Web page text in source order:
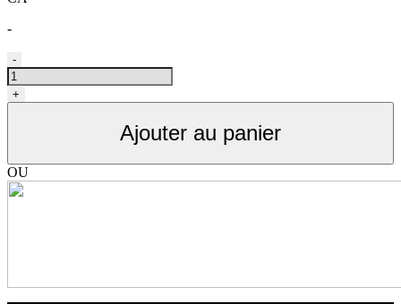
-
quantité
de
Panier
avant
chien
et
-
+
Ajouter au panier
OU